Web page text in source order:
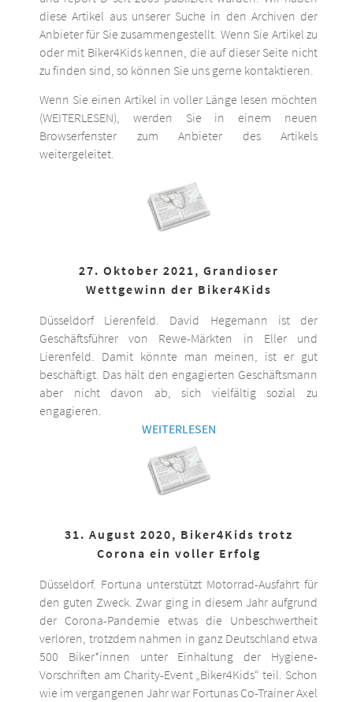
diese Artikel aus unserer Suche in den Archiven der
Anbieter für Sie zusammengestellt. Wenn Sie Artikel zu
oder mit Biker4Kids kennen, die auf dieser Seite nicht
zu finden sind, so können Sie uns gerne kontaktieren.
Wenn Sie einen Artikel in voller Länge lesen möchten
(WEITERLESEN), werden Sie in einem neuen
Browserfenster zum Anbieter des Artikels
weitergeleitet.
27. Oktober 2021, Grandioser
Wettgewinn der Biker4Kids
Düsseldorf Lierenfeld. David Hegemann ist der
Geschäftsführer von Rewe-Märkten in Eller und
Lierenfeld. Damit könnte man meinen, ist er gut
beschäftigt. Das hält den engagierten Geschäftsmann
aber nicht davon ab, sich vielfältig sozial zu
engagieren.
WEITERLESEN
31. August 2020, Biker4Kids trotz
Corona ein voller Erfolg
Düsseldorf. Fortuna unterstützt Motorrad-Ausfahrt für
den guten Zweck. Zwar ging in diesem Jahr aufgrund
der Corona-Pandemie etwas die Unbeschwertheit
verloren, trotzdem nahmen in ganz Deutschland etwa
500 Biker*innen unter Einhaltung der Hygiene-
Vorschriften am Charity-Event „Biker4Kids“ teil. Schon
wie im vergangenen Jahr war Fortunas Co-Trainer Axel